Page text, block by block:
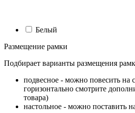
Белый
Размещение рамки
Подбирает варианты размещения
подвесное - можно повесить на
горизонтально смотрите
товара)
настольное - можно поставить